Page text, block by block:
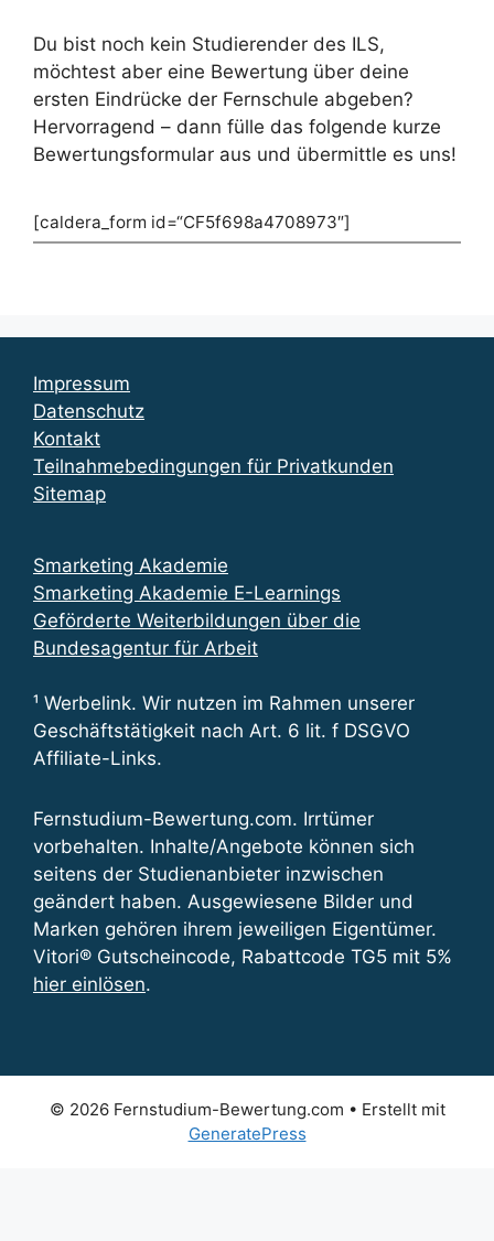
Du bist noch kein Studierender des ILS,
möchtest aber eine Bewertung über deine
ersten Eindrücke der Fernschule abgeben?
Hervorragend – dann fülle das folgende kurze
Bewertungsformular aus und übermittle es uns!
[caldera_form id=“CF5f698a4708973″]
Impressum
Datenschutz
Kontakt
Teilnahmebedingungen für Privatkunden
Sitemap
Smarketing Akademie
Smarketing Akademie E-Learnings
Geförderte Weiterbildungen über die
Bundesagentur für Arbeit
¹ Werbelink. Wir nutzen im Rahmen unserer
Geschäftstätigkeit nach Art. 6 lit. f DSGVO
Affiliate-Links.
Fernstudium-Bewertung.com. Irrtümer
vorbehalten. Inhalte/Angebote können sich
seitens der Studienanbieter inzwischen
geändert haben. Ausgewiesene Bilder und
Marken gehören ihrem jeweiligen Eigentümer.
Vitori® Gutscheincode, Rabattcode TG5 mit 5%
hier einlösen.
© 2026 Fernstudium-Bewertung.com • Erstellt mit
GeneratePress